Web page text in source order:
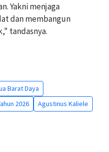
Yakni menjaga
dan membangun
tandasnya.
Barat Daya
2026
Agustinus Kaliele